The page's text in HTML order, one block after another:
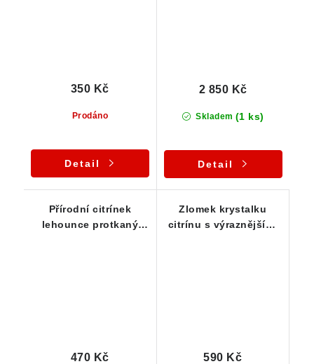
Prodáno
350 Kč
Detail
Skladem (1 ks)
2 850 Kč
Detail
Přírodní citrínek
lehounce protkaný
470 Kč
Zlomek krystalku
citrínu s výraznějšími
590 Kč